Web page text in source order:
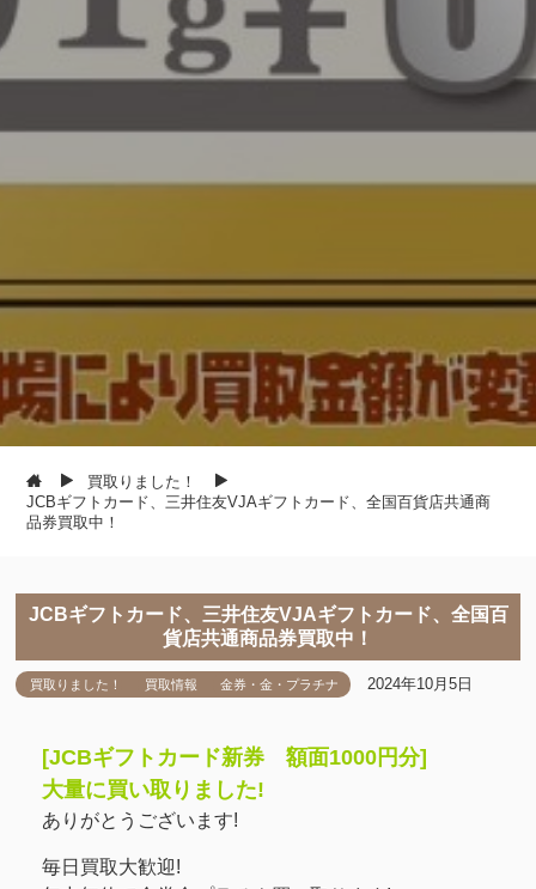
買取りました！
JCBギフトカード、三井住友VJAギフトカード、全国百貨店共通商
品券買取中！
JCBギフトカード、三井住友VJAギフトカード、全国百
貨店共通商品券買取中！
買取りました！ 買取情報 金券・金・プラチナ 2024年10月5日
[JCBギフトカード新券 額面1000円分]
大量に買い取りました!
ありがとうございます!
毎日買取大歓迎!